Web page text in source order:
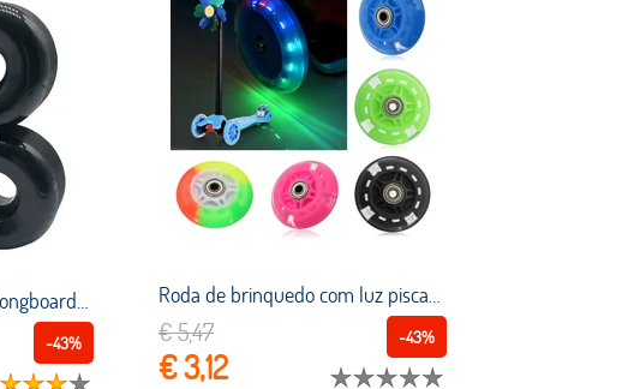
52x32mm skate rodas longboards rolamentos profissionais longboards skate rodas skate acessórios
-43%
Roda de brinquedo com luz piscante para criança, roda silenciosa para micro scooter, carro de skate, longboarding, roupa de roupa, acessórios
-43%
€ 5,47
€ 3,12